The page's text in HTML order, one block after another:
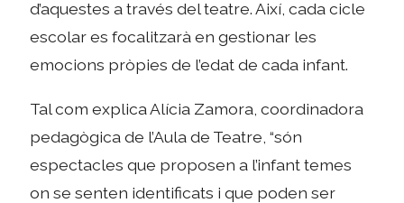
d’aquestes a través del teatre. Així, cada cicle
escolar es focalitzarà en gestionar les
emocions pròpies de l’edat de cada infant.
Tal com explica Alícia Zamora, coordinadora
pedagògica de l’Aula de Teatre, “són
espectacles que proposen a l’infant temes
on se senten identificats i que poden ser